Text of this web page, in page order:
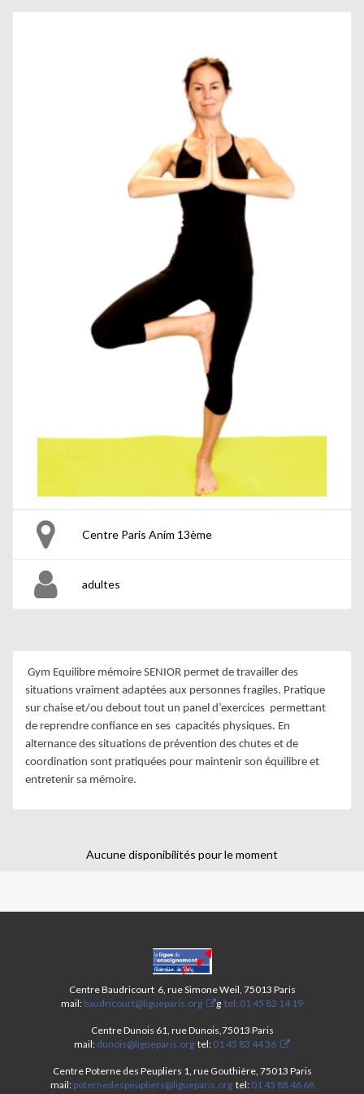
Centre Paris Anim 13ème
adultes
situations vraiment adaptées aux personnes fragiles. Pratique
sur chaise et/ou debout tout un panel d’exercices  permettant
de reprendre confiance en ses  capacités physiques. En
alternance des situations de prévention des chutes et de
coordination sont pratiquées pour maintenir son équilibre et
entretenir sa mémoire.
Aucune disponibilités pour le moment
CENTRES
PARIS
ANIM’
13ÈME-
ÉTÉ
2025
Centre Baudricourt 6, rue Simone Weil, 75013 Paris
mail: baudricourt@ligueparis.org g tel: 01 45 82 14 19
Centre Dunois 61, rue Dunois,75013 Paris
mail: dunois@ligueparis.orgtel:01 45 83 44 36
Centre Poterne des Peupliers 1, rue Gouthière, 75013 Paris
mail: poternedespeupliers@ligueparis.orgtel: 01 45 88 46 68